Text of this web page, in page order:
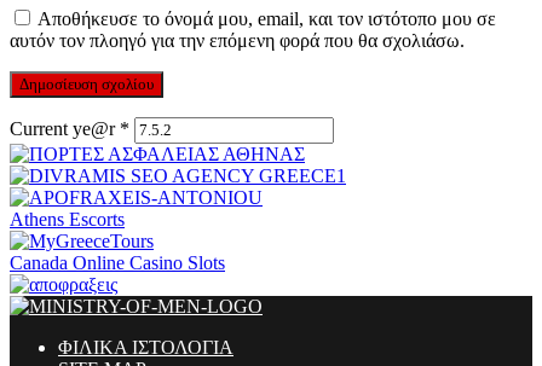
Αποθήκευσε το όνομά μου, email, και τον ιστότοπο μου σε
αυτόν τον πλοηγό για την επόμενη φορά που θα σχολιάσω.
Current ye@r *
Athens Escorts
Canada Online Casino Slots
ΦΙΛΙΚΑ ΙΣΤΟΛΟΓΙΑ